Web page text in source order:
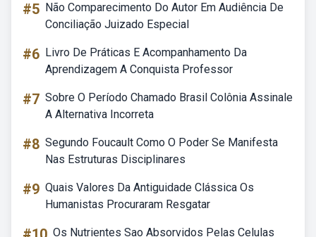
#5 Não Comparecimento Do Autor Em Audiência De
Conciliação Juizado Especial
#6 Livro De Práticas E Acompanhamento Da
Aprendizagem A Conquista Professor
#7 Sobre O Período Chamado Brasil Colônia Assinale
A Alternativa Incorreta
#8 Segundo Foucault Como O Poder Se Manifesta
Nas Estruturas Disciplinares
#9 Quais Valores Da Antiguidade Clássica Os
Humanistas Procuraram Resgatar
Os Nutrientes Sao Absorvidos Pelas Celulas